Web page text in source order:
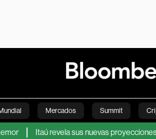
Mercados Summit
Bloomberg Green Economía Estilo
Itaú revela sus nuevas proyecciones del